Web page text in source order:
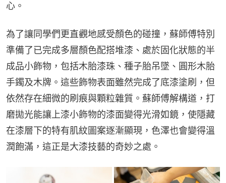
心。
為了讓同學們更直觀地感受顏色的碰撞，蘇師傅特別
準備了已完成多層顏色配搭堆漆、處於固化狀態的半
成品小飾物，包括木胎漆珠、種子胎吊墜、圓形木胎
手鐲及木牌。這些飾物表面雖然完成了底漆塗刷，但
依然存在細微的刷痕與顆粒雜質。蘇師傅解構道，打
磨拋光能讓上漆小飾物的漆面變得光滑如鏡，使隱藏
在漆層下的特有肌紋圖案逐漸顯現，色澤也會變得溫
潤飽滿，這正是大漆技藝的奇妙之處。